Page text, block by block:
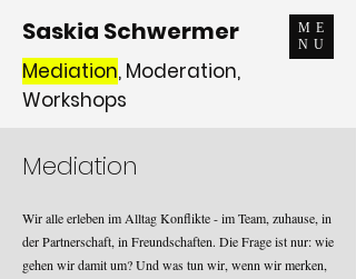
ME
NU
Saskia Schwermer
Mediation, Moderation,
Workshops
Mediation
Wir alle erleben im Alltag Konflikte - im Team, zuhause, in
der Partnerschaft, in Freundschaften. Die Frage ist nur: wie
gehen wir damit um? Und was tun wir, wenn wir merken,